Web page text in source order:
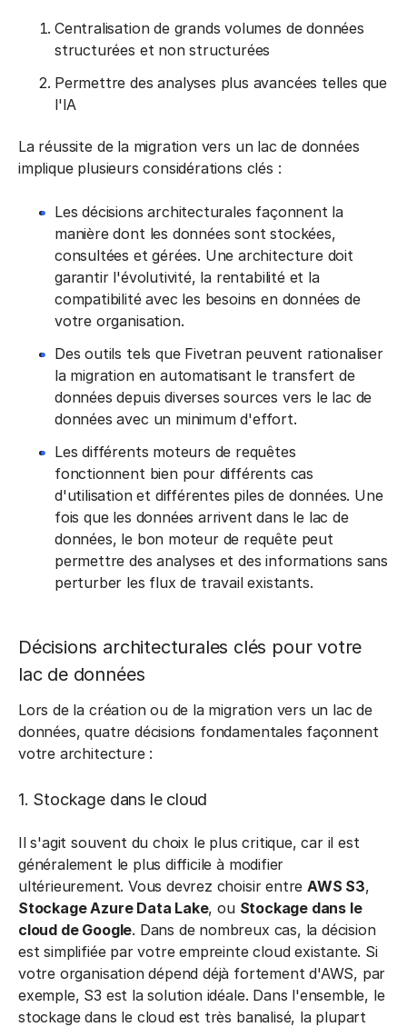
Centralisation de grands volumes de données
structurées et non structurées
Permettre des analyses plus avancées telles que
l'IA
La réussite de la migration vers un lac de données
implique plusieurs considérations clés :
Les décisions architecturales façonnent la
manière dont les données sont stockées,
consultées et gérées. Une architecture doit
garantir l'évolutivité, la rentabilité et la
compatibilité avec les besoins en données de
votre organisation.
Des outils tels que Fivetran peuvent rationaliser
la migration en automatisant le transfert de
données depuis diverses sources vers le lac de
données avec un minimum d'effort.
Les différents moteurs de requêtes
fonctionnent bien pour différents cas
d'utilisation et différentes piles de données. Une
fois que les données arrivent dans le lac de
données, le bon moteur de requête peut
permettre des analyses et des informations sans
perturber les flux de travail existants.
Décisions architecturales clés pour votre
lac de données
Lors de la création ou de la migration vers un lac de
données, quatre décisions fondamentales façonnent
votre architecture :
1. Stockage dans le cloud
Il s'agit souvent du choix le plus critique, car il est
généralement le plus difficile à modifier
ultérieurement. Vous devrez choisir entreAWS S3,
Stockage Azure Data Lake, ou Stockage dans le
cloud de Google. Dans de nombreux cas, la décision
est simplifiée par votre empreinte cloud existante. Si
votre organisation dépend déjà fortement d'AWS, par
exemple, S3 est la solution idéale. Dans l'ensemble, le
stockage dans le cloud est très banalisé, la plupart